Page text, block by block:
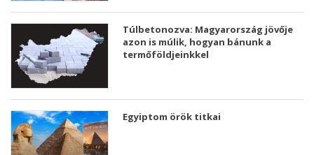
Túlbetonozva: Magyarország jövője
azon is múlik, hogyan bánunk a
termőföldjeinkkel
Egyiptom örök titkai